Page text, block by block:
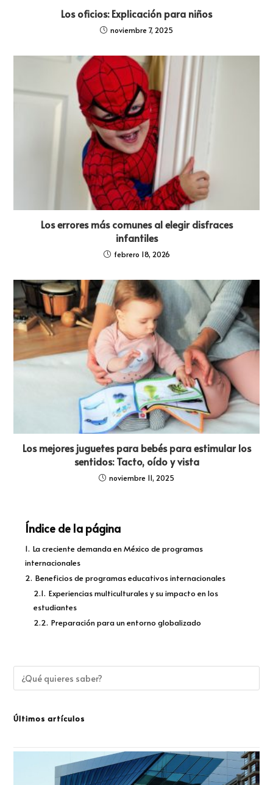
Los oficios: Explicación para niños
noviembre 7, 2025
Los errores más comunes al elegir disfraces
infantiles
febrero 18, 2026
Los mejores juguetes para bebés para estimular los
sentidos: Tacto, oído y vista
noviembre 11, 2025
Índice de la página
1. La creciente demanda en México de programas
internacionales
2. Beneficios de programas educativos internacionales
2.1. Experiencias multiculturales y su impacto en los
estudiantes
2.2. Preparación para un entorno globalizado
Últimos artículos